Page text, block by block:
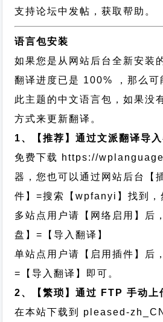
支持论坛中发帖，获取帮助。
语言包安装
如果您是从网站后台全新安装
翻译进度已是 100% ，那么可
此主题的中文语言包，如果没
方式来更新翻译。
1、【推荐】通过文派翻译导入
免费下载 https://
器，您也可以通过网站后台【
件】=搜索【wpfanyi】找到，
多站点用户请【网络启用】后
盘】=【导入翻译】
单站点用户请【启用插件】后
=【导入翻译】即可。
2、【繁琐】通过 FTP 手动上
在本站下载到 pleased-